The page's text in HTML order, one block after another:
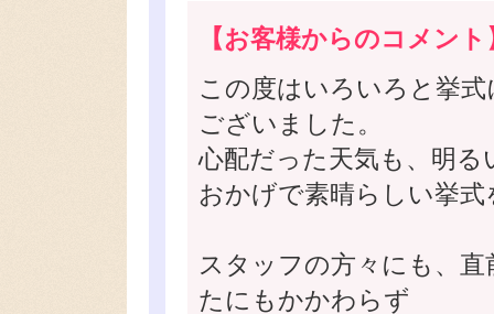
【お客様からのコメント
この度はいろいろと挙
ございました。
心配だった天気も、明
おかげで素晴らしい挙
スタッフの方々にも、
たにもかかわらず